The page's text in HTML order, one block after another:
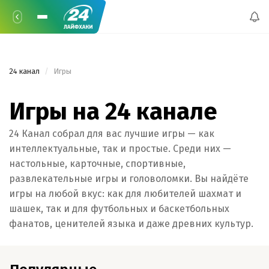
24 канал Игры
Игры на 24 канале
24 Канал собрал для вас лучшие игры — как
интеллектуальные, так и простые. Среди них —
настольные, карточные, спортивные,
развлекательные игры и головоломки. Вы найдёте
игры на любой вкус: как для любителей шахмат и
шашек, так и для футбольных и баскетбольных
фанатов, ценителей языка и даже древних культур.